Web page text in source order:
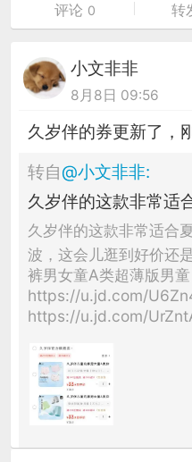
评论 0 转
小文非非
8月8日 09:56
久岁伴的券更新了，
转自@小文非非:
久岁伴的这款非常适
久岁伴的这款非常适合
波，这会儿逛到好价还
裤男女童A类超薄版男童
https://u.jd.com/
https://u.jd.com/